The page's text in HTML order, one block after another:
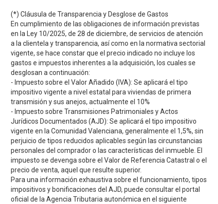
(*) Cláusula de Transparencia y Desglose de Gastos
En cumplimiento de las obligaciones de información previstas
en la Ley 10/2025, de 28 de diciembre, de servicios de atención
a la clientela y transparencia, así como en la normativa sectorial
vigente, se hace constar que el precio indicado no incluye los
gastos e impuestos inherentes a la adquisición, los cuales se
desglosan a continuación:
- Impuesto sobre el Valor Añadido (IVA): Se aplicará el tipo
impositivo vigente a nivel estatal para viviendas de primera
transmisión y sus anejos, actualmente el 10%
- Impuesto sobre Transmisiones Patrimoniales y Actos
Jurídicos Documentados (AJD): Se aplicará el tipo impositivo
vigente en la Comunidad Valenciana, generalmente el 1,5%, sin
perjuicio de tipos reducidos aplicables según las circunstancias
personales del comprador o las características del inmueble. El
impuesto se devenga sobre el Valor de Referencia Catastral o el
precio de venta, aquel que resulte superior.
Para una información exhaustiva sobre el funcionamiento, tipos
impositivos y bonificaciones del AJD, puede consultar el portal
oficial de la Agencia Tributaria autonómica en el siguiente